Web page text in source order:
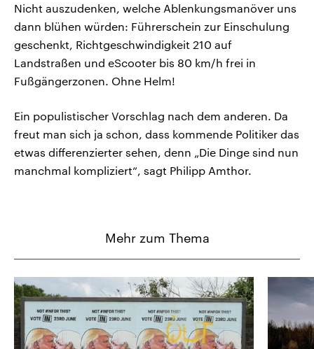
Nicht auszudenken, welche Ablenkungsmanöver uns
dann blühen würden: Führerschein zur Einschulung
geschenkt, Richtgeschwindigkeit 210 auf
Landstraßen und eScooter bis 80 km/h frei in
Fußgängerzonen. Ohne Helm!
Ein populistischer Vorschlag nach dem anderen. Da
freut man sich ja schon, dass kommende Politiker das
etwas differenzierter sehen, denn „Die Dinge sind nun
manchmal kompliziert“, sagt Philipp Amthor.
Mehr zum Thema